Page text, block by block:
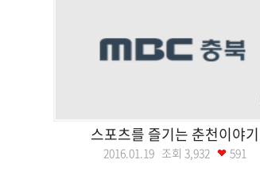
스포츠를 즐기는 춘천이야기
2016.01.19 조회 3,932 591